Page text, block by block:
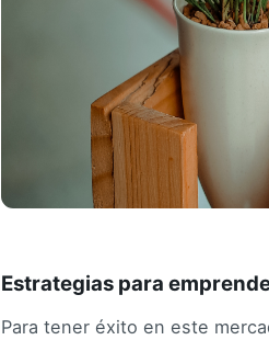
Estrategias para
Para tener éxito en este